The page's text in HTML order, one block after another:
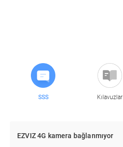
SSS Kılavuzlar
EZVIZ 4G kamera bağlanmıyor